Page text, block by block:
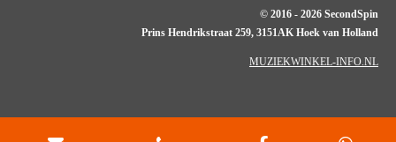
© 2016 - 2026 SecondSpin
Prins Hendrikstraat 259, 3151AK Hoek van Holland
MUZIEKWINKEL-INFO.NL